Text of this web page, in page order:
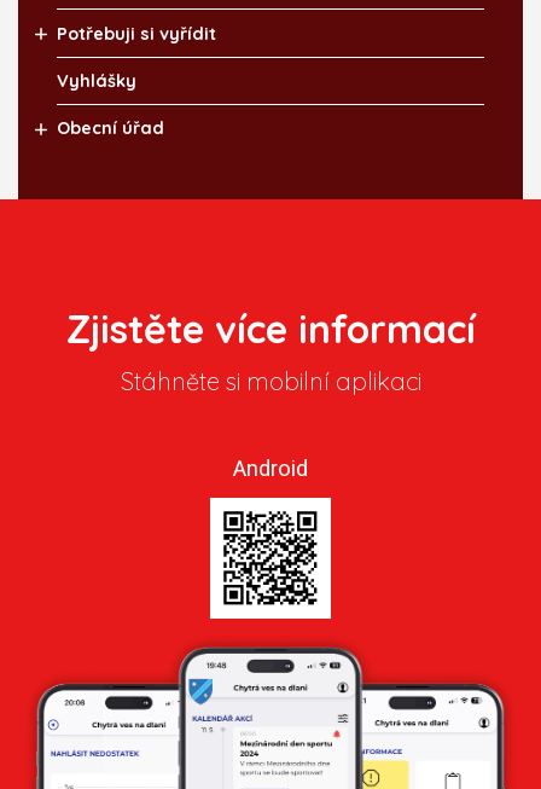
Potřebuji si vyřídit
Vyhlášky
Obecní úřad
Zjistěte více informací
Stáhněte si mobilní aplikaci
Android